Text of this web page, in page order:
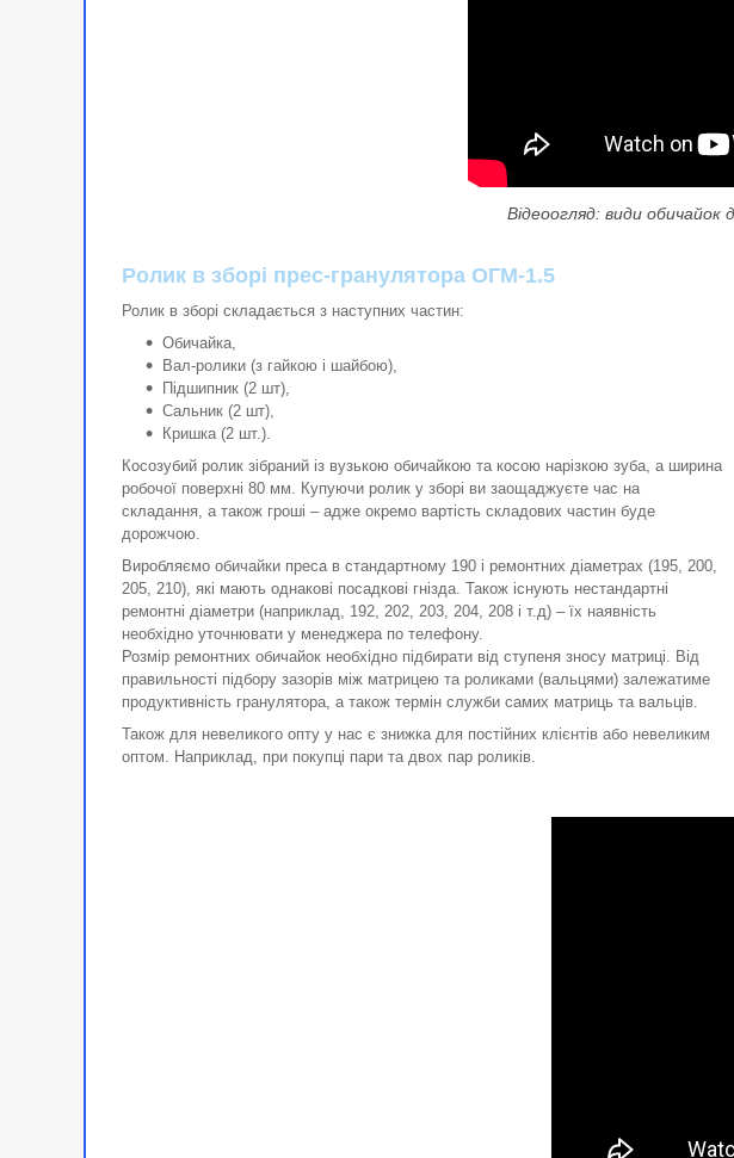
Відеоогляд: види
Ролик в зборі прес-гранулятора ОГМ-1.5
Ролик в зборі складається з наступних частин:
Обичайка,
Вал-ролики (з гайкою і шайбою),
Підшипник (2 шт),
Сальник (2 шт),
Кришка (2 шт.).
Косозубий ролик зібраний із вузькою обичайкою та косою нарізкою зуба, а ширина
робочої поверхні 80 мм. Купуючи ролик у зборі ви заощаджуєте час на
складання, а також гроші – адже окремо вартість складових частин буде
дорожчою.
Виробляємо обичайки преса в стандартному 190 і ремонтних діаметрах (195, 200,
205, 210), які мають однакові посадкові гнізда. Також існують нестандартні
ремонтні діаметри (наприклад, 192, 202, 203, 204, 208 і т.д) – їх наявність
необхідно уточнювати у менеджера по телефону.
Розмір ремонтних обичайок необхідно підбирати від ступеня зносу матриці. Від
правильності підбору зазорів між матрицею та роликами (вальцями) залежатиме
продуктивність гранулятора, а також термін служби самих матриць та вальців.
Також для невеликого опту у нас є знижка для постійних клієнтів або невеликим
оптом. Наприклад, при покупці пари та двох пар роликів.